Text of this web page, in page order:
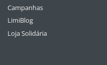
Campanhas
LimiBlog
Loja Solidária